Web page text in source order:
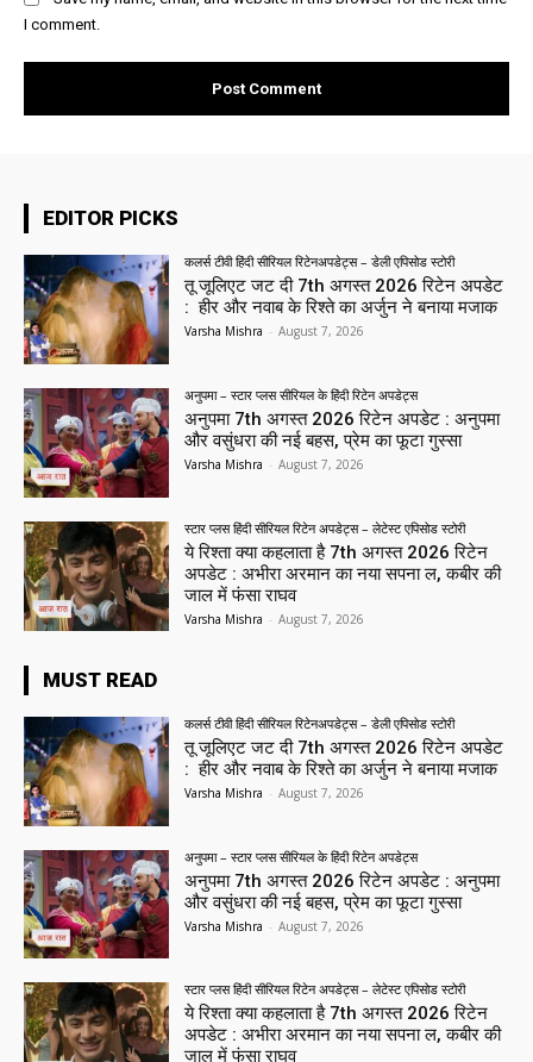
I comment.
EDITOR PICKS
कलर्स टीवी हिंदी सीरियल रिटेनअपडेट्स – डेली एपिसोड स्टोरी
तू जूलिएट जट दी 7th अगस्त 2026 रिटेन अपडेट
: हीर और नवाब के रिश्ते का अर्जुन ने बनाया मजाक
Varsha Mishra - August 7, 2026
अनुपमा – स्टार प्लस सीरियल के हिंदी रिटेन अपडेट्स
अनुपमा 7th अगस्त 2026 रिटेन अपडेट : अनुपमा
और वसुंधरा की नई बहस, प्रेम का फूटा गुस्सा
Varsha Mishra - August 7, 2026
स्टार प्लस हिंदी सीरियल रिटेन अपडेट्स – लेटेस्ट एपिसोड स्टोरी
ये रिश्ता क्या कहलाता है 7th अगस्त 2026 रिटेन
अपडेट : अभीरा अरमान का नया सपना ल, कबीर की
जाल में फंसा राघव
Varsha Mishra - August 7, 2026
MUST READ
कलर्स टीवी हिंदी सीरियल रिटेनअपडेट्स – डेली एपिसोड स्टोरी
तू जूलिएट जट दी 7th अगस्त 2026 रिटेन अपडेट
: हीर और नवाब के रिश्ते का अर्जुन ने बनाया मजाक
Varsha Mishra - August 7, 2026
अनुपमा – स्टार प्लस सीरियल के हिंदी रिटेन अपडेट्स
अनुपमा 7th अगस्त 2026 रिटेन अपडेट : अनुपमा
और वसुंधरा की नई बहस, प्रेम का फूटा गुस्सा
Varsha Mishra - August 7, 2026
स्टार प्लस हिंदी सीरियल रिटेन अपडेट्स – लेटेस्ट एपिसोड स्टोरी
ये रिश्ता क्या कहलाता है 7th अगस्त 2026 रिटेन
अपडेट : अभीरा अरमान का नया सपना ल, कबीर की
जाल में फंसा राघव